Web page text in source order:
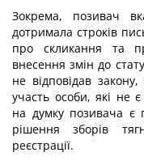
Зокрема, позивач
дотримала строків
про скликання та
внесення змін до
не відповідав
участь особи, які не
на думку позивача є
рішення зборів
реєстрації.